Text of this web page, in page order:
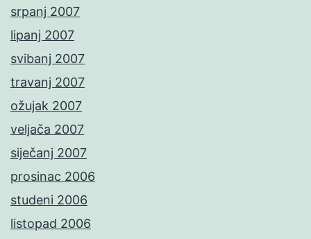
srpanj 2007
lipanj 2007
svibanj 2007
travanj 2007
ožujak 2007
veljača 2007
siječanj 2007
prosinac 2006
studeni 2006
listopad 2006